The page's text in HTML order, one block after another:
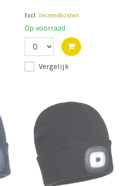
Excl. Verzendkosten
Op voorraad
Vergelijk